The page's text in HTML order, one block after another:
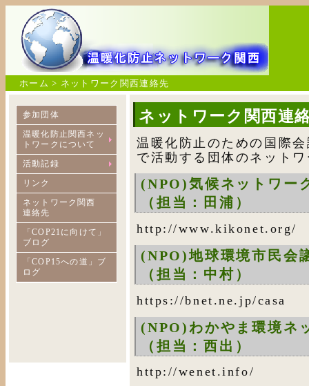
ホーム > ネットワーク関西連絡先
参加団体
温暖化防止関西ネッ
トワークについて
活動記録
リンク
ネットワーク関西
連絡先
「COP21に向けて」
ブログ
「COP15への道」ブ
ログ
ネットワーク関西連
温暖化防止のための国際
で活動する団体のネット
(NPO)気候ネットワー
（担当：田浦）
http://www.kikonet.org/
(NPO)地球環境市民会
（担当：中村）
https://bnet.ne.jp/casa
(NPO)わかやま環境ネ
（担当：西出）
http://wenet.info/